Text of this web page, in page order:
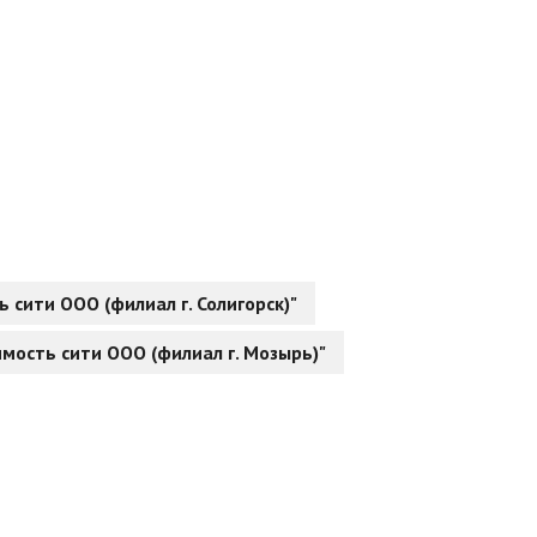
ООО (филиал г. Солигорск)"
сити ООО (филиал г. Мозырь)"